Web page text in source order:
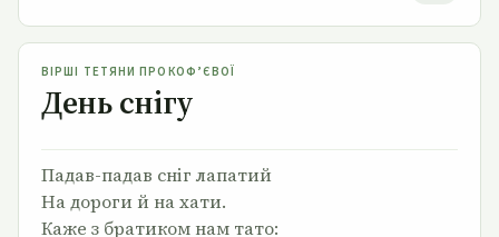
День снігу
ВІРШІ ТЕТЯНИ ПРОКОФ’ЄВОЇ
День снігу
Падав-падав сніг лапатий
На дороги й на хати.
Каже з братиком нам тато: